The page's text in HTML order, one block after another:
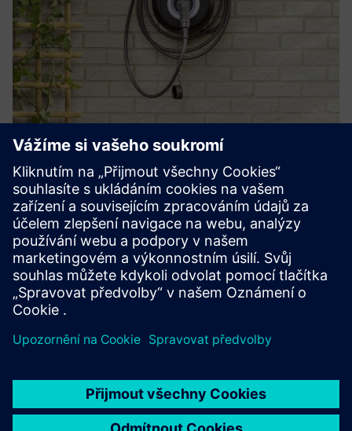
Home charging for fleet customers
End-to-end residential charging solutions for fleet drivers.
Our experts install chargers managed through our app, log
energy costs for reimbursement and provide
comprehensive ongoing O&M.
Další informace